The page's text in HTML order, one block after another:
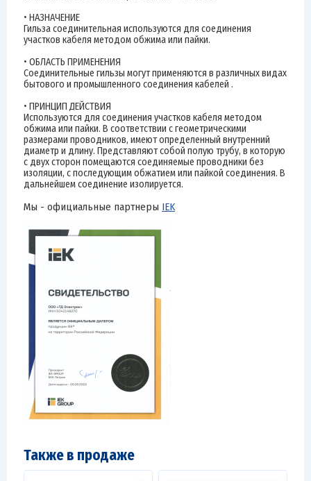
• НАЗНАЧЕНИЕ
Гильза соединительная используются для соединения
участков кабеля методом обжима или пайки.
• ОБЛАСТЬ ПРИМЕНЕНИЯ
Соединительные гильзы могут применяются в различных видах
бытового и промышленного соединения кабелей .
• ПРИНЦИП ДЕЙСТВИЯ
Используются для соединения участков кабеля методом
обжима или пайки. В соответствии с геометрическими
размерами проводников, имеют определенный внутренний
диаметр и длину. Представляют собой полую трубу, в которую
с двух сторон помещаются соединяемые проводники без
изоляции, с последующим обжатием или пайкой соединения. В
дальнейшем соединение изолируется.
Мы - официальные партнеры IEK
Также в продаже